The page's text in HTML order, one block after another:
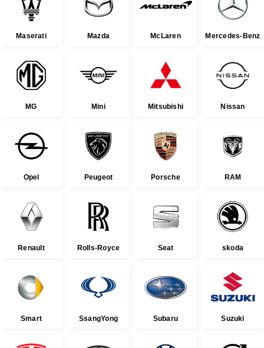
Maserati Mazda McLaren Mercedes-Benz
MG Mini Mitsubishi Nissan
Opel Peugeot Porsche RAM
Renault Rolls-Royce Seat skoda
Smart SsangYong Subaru Suzuki